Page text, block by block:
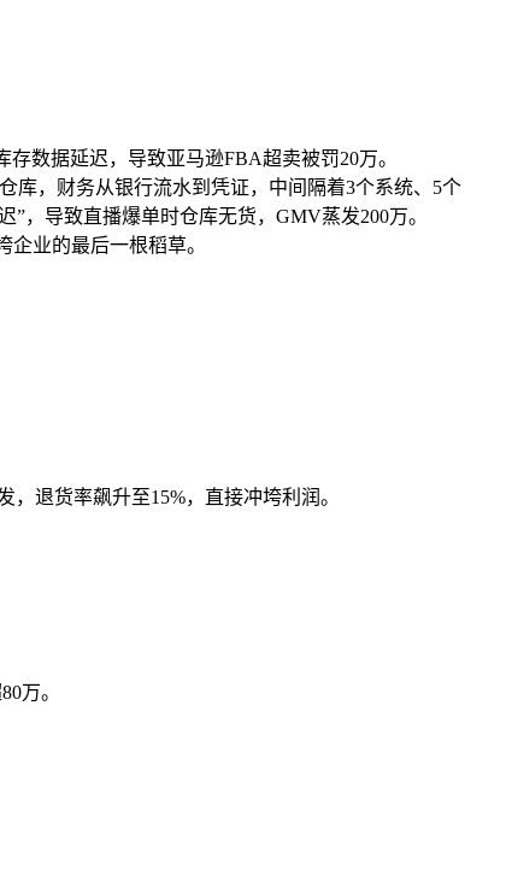
数据延迟，导致亚马逊FBA超卖被罚20万。
库，财务从银行流水到凭证，中间隔着3个系统、5个
，导致直播爆单时仓库无货，GMV蒸发200万。
业的最后一根稻草。
退货率飙升至15%，直接冲垮利润。
万。